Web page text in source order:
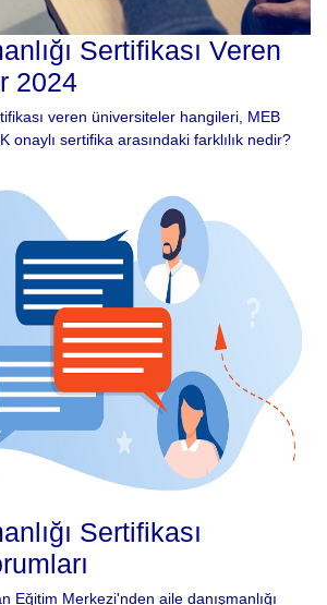
Sertifikası Veren
2024
veren üniversiteler hangileri, MEB
onaylı sertifika arasındaki farklılık nedir?
Sertifikası
Eğitim Merkezi'nden aile danışmanlığı